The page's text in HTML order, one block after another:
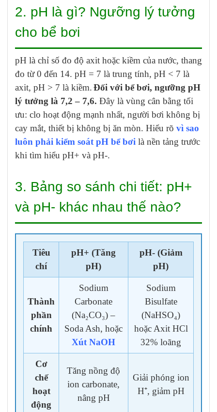
2. pH là gì? Ngưỡng lý tưởng
cho bể bơi
pH là chỉ số đo độ axit hoặc kiềm của nước, thang
đo từ 0 đến 14. pH = 7 là trung tính, pH < 7 là
axit, pH > 7 là kiềm.Đối với bể bơi, ngưỡng pH
lý tưởng là 7,2 – 7,6. Đây là vùng cân bằng tối
ưu: clo hoạt động mạnh nhất, người bơi không bị
cay mắt, thiết bị không bị ăn mòn. Hiểu rõ vì sao
luôn phải kiểm soát pH bể bơi là nền tảng trước
khi tìm hiểu pH+ và pH-.
3. Bảng so sánh chi tiết: pH+
và pH- khác nhau thế nào?
Tiêu
chí
pH+ (Tăng
pH)
pH- (Giảm
pH)
Thành
phần
chính
Sodium
Carbonate
(Na₂CO₃) –
Soda Ash, hoặc
Xút NaOH
Sodium
Bisulfate
(NaHSO₄)
hoặc Axit HCl
32% loãng
Cơ
chế
hoạt
động
Tăng nồng độ
ion carbonate,
nâng pH
Giải phóng ion
H⁺, giảm pH